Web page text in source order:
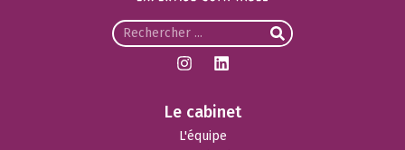
Le cabinet
L'équipe